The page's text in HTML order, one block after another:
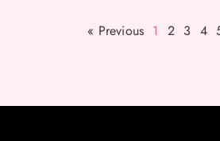
« Previous 1 2 3 4